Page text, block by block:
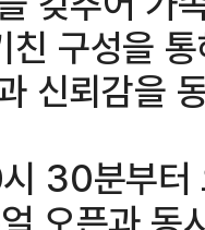
구성을
신뢰감을
30분부